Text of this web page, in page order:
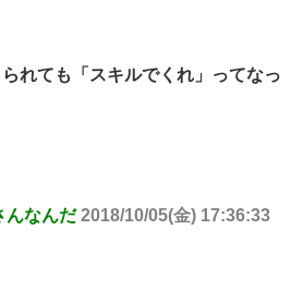
れても「スキルでくれ」ってなっ
んなんだ 2018/10/05(金) 17:36:33